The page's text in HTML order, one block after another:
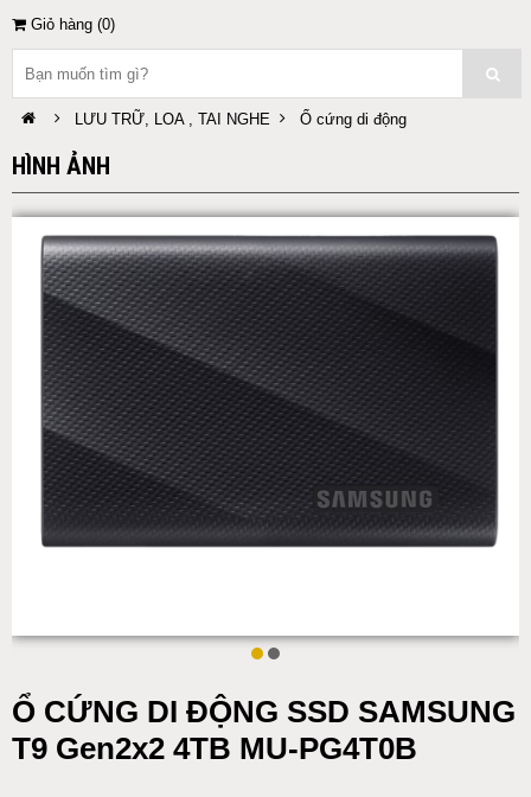
Giỏ hàng (0)
LƯU TRỮ, LOA , TAI NGHE Ổ cứng di động
HÌNH ẢNH
Ổ CỨNG DI ĐỘNG SSD SAMSUNG
T9 Gen2x2 4TB MU-PG4T0B